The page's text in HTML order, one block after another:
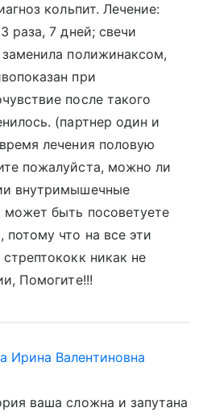
кольпит. Лечение:
раза, 7 дней; свечи
полижинаксом,
при
после такого
(партнер один и
лечения половую
пожалуйста, можно ли
внутримышечные
может быть посоветуете
потому что на все эти
никак не
Помогите!!!
Ирина Валентиновна
ваша сложна и запутана